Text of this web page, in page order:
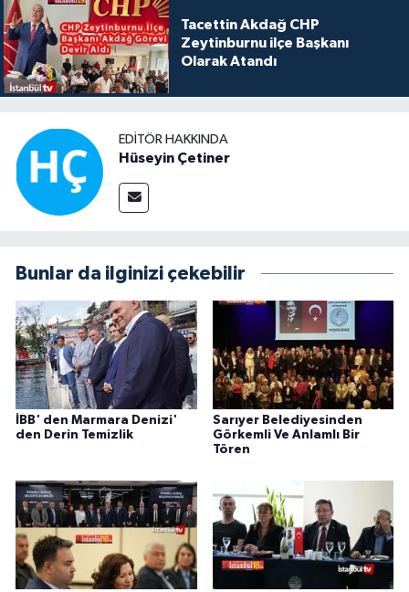
Tacettin Akdağ CHP
Zeytinburnu ilçe Başkanı
Olarak Atandı
EDITÖR HAKKINDA
Hüseyin Çetiner
Bunlar da ilginizi çekebilir
İBB' den Marmara Denizi'
den Derin Temizlik
Sarıyer Belediyesinden
Görkemli Ve Anlamlı Bir
Tören